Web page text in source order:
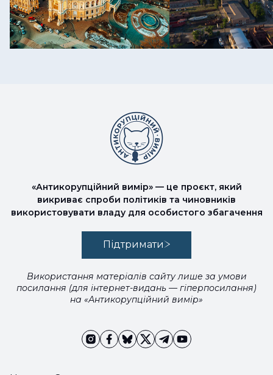
«Антикорупційний вимір» — це проєкт, який
викриває спроби політиків та чиновників
використовувати владу для особистого збагачення
Підтримати
Використання матеріалів сайту лише за умови
посилання (для інтернет-видань — гіперпосилання)
на «Антикорупційний вимір»